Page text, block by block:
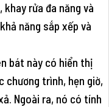
rửa đa năng và
năng sắp xếp và
bát này có hiển thị
chương trình, hẹn giờ,
Ngoài ra, nó có tính